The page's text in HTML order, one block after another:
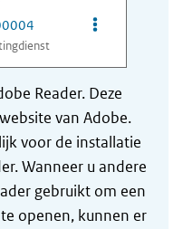
Opties van
Reader. Deze
van Adobe.
voor de installatie
Wanneer u andere
gebruikt om een
openen, kunnen er